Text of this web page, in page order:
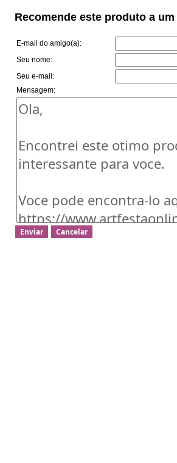
Recomende este produto a um
E-mail do amigo(a):
Seu nome:
Seu e-mail:
Mensagem: